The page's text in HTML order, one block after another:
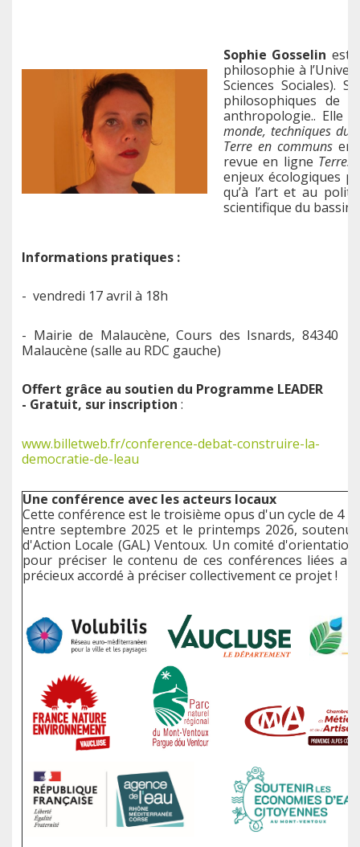
Sophie Gosselin est
philosophie à
Sciences Sociales).
philosophiques de
anthropologie.. Elle
monde, techniques du
Terre en communs en
revue en ligne
enjeux écologiques
qu’à l’art et au
scientifique du bassin
Informations pratiques :
- vendredi 17 avril à 18h
- Mairie de Malaucène, Cours des Isnards, 84340
Malaucène (salle au RDC gauche)
Offert grâce au soutien du Programme LEADER
- Gratuit, sur inscription :
www.billetweb.fr/conference-debat-construire-la-
democratie-de-leau
Une conférence avec les acteurs locaux
Cette conférence est le troisième opus d'un cycle de 4
entre septembre 2025 et le printemps 2026,
d'Action Locale (GAL) Ventoux. Un comité
pour préciser le contenu de ces conférences liées
précieux accordé à préciser collectivement ce projet !